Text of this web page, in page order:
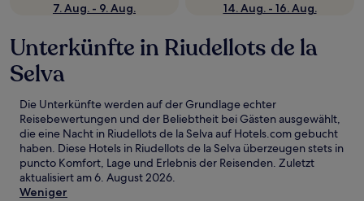
7. Aug. - 9. Aug.
14. Aug. - 16. Aug.
Unterkünfte in Riudellots de la
Selva
Die Unterkünfte werden auf der Grundlage echter
Reisebewertungen und der Beliebtheit bei Gästen ausgewählt,
die eine Nacht in Riudellots de la Selva auf Hotels.com gebucht
haben. Diese Hotels in Riudellots de la Selva überzeugen stets in
puncto Komfort, Lage und Erlebnis der Reisenden. Zuletzt
aktualisiert am6. August 2026.
Weniger